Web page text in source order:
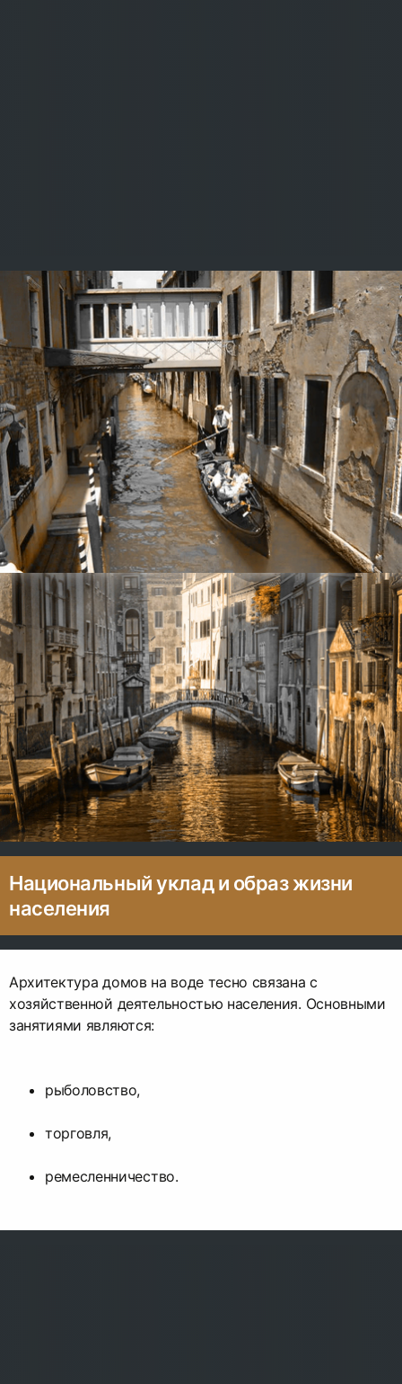
Национальный уклад и образ жизни
населения
Архитектура домов на воде тесно связана с
хозяйственной деятельностью населения. Основными
занятиями являются:
рыболовство,
торговля,
ремесленничество.